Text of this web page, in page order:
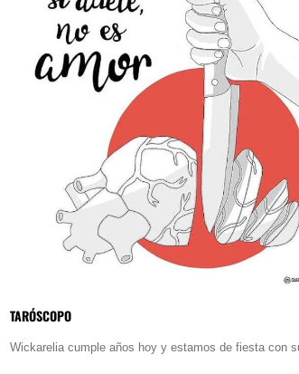
TARÓSCOPO
Wickarelia cumple años hoy y estamos de fiesta con